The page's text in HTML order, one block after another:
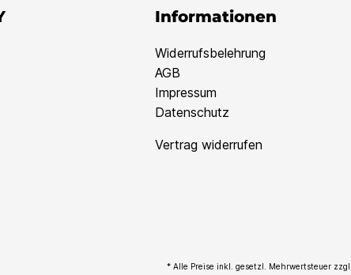
Informationen
Widerrufsbelehrung
AGB
Impressum
Datenschutz
Vertrag widerrufen
* Alle Preise inkl. gesetzl. Mehrwertsteuer zzgl.